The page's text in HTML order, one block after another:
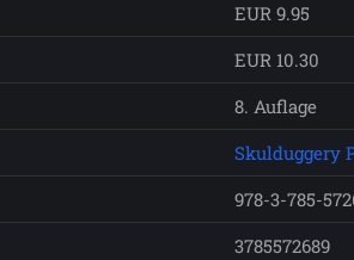
EUR 9.95
EUR 10.30
8. Auflage
Skulduggery
978-3-785-
3785572689